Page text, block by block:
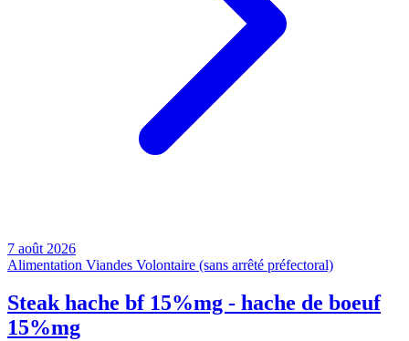
7 août 2026
Alimentation Viandes Volontaire (sans arrêté préfectoral)
Steak hache bf 15%mg - hache de boeuf
15%mg